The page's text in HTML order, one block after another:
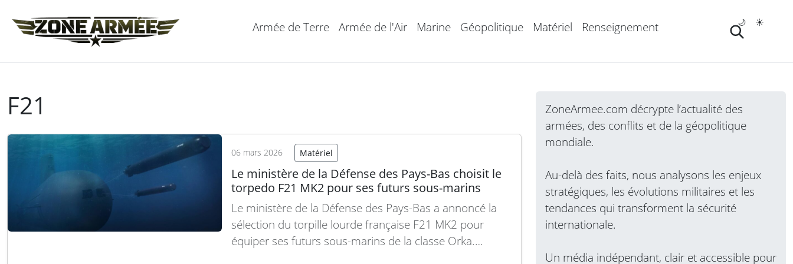
Armée de Terre Armée de l'Air Marine Géopolitique Matériel Renseignement ☀️
🌙
F21
06 mars 2026 Matériel
Le ministère de la Défense des Pays-Bas choisit le
torpedo F21 MK2 pour ses futurs sous-marins
Le ministère de la Défense des Pays-Bas a annoncé la
sélection du torpille lourde française F21 MK2 pour
équiper ses futurs sous-marins de la classe Orka.
ZoneArmee.com décrypte l’actualité des
armées, des conflits et de la géopolitique
mondiale.
Au-delà des faits, nous analysons les enjeux
stratégiques, les évolutions militaires et les
tendances qui transforment la sécurité
internationale.
Un média indépendant, clair et accessible pour